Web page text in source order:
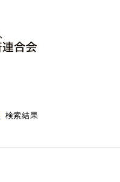
検索結果